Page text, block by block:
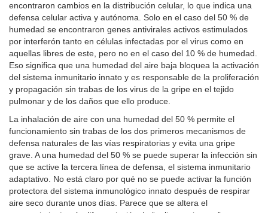
encontraron cambios en la distribución celular, lo que indica una
defensa celular activa y autónoma. Solo en el caso del 50 % de
humedad se encontraron genes antivirales activos estimulados
por interferón tanto en células infectadas por el virus como en
aquellas libres de este, pero no en el caso del 10 % de humedad.
Eso significa que una humedad del aire baja bloquea la activación
del sistema inmunitario innato y es responsable de la proliferación
y propagación sin trabas de los virus de la gripe en el tejido
pulmonar y de los daños que ello produce.
La inhalación de aire con una humedad del 50 % permite el
funcionamiento sin trabas de los dos primeros mecanismos de
defensa naturales de las vías respiratorias y evita una gripe
grave. A una humedad del 50 % se puede superar la infección sin
que se active la tercera línea de defensa, el sistema inmunitario
adaptativo. No está claro por qué no se puede activar la función
protectora del sistema inmunológico innato después de respirar
aire seco durante unos días. Parece que se altera el